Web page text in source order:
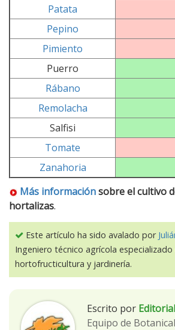
Patata
Pepino
Pimiento
Puerro
Rábano
Remolacha
Salfisi
Tomate
Zanahoria
Más informaciónsobre el cultivo
hortalizas.
Este artículo ha sido avalado por
Ingeniero técnico agrícola especializado
hortofructicultura y jardinería.
Escrito por Editorial
Equipo de